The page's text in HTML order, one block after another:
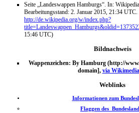
Seite „Landeswappen Hamburgs“. In:
Bearbeitungsstand: 2. Januar 2015, 21:34
http://de.wikipedia.org/w/index.php?
15:46 UTC)
Bildnachweis
Wappenzeichen: By Hamburg (http://
domain], via
Weblinks
Informationen zum
Flaggen des